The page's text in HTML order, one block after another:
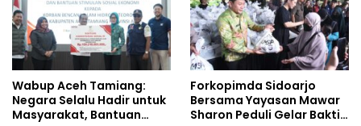
Wabup Aceh Tamiang:
Negara Selalu Hadir untuk
Masyarakat, Bantuan
Forkopimda Sidoarjo
Bersama Yayasan Mawar
Sharon Peduli Gelar Bakti